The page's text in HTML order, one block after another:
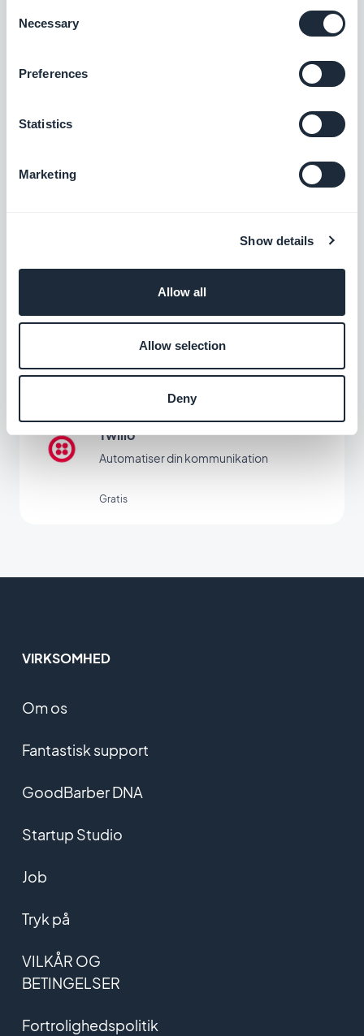
Selection
Necessary
Preferences
Statistics
Marketing
Show details
Allow all
Allow selection
Deny
Forbind din GoodBarber-app med din
Outlook-mail
Gratis
Twilio
Automatiser din kommunikation
Gratis
VIRKSOMHED
Om os
Fantastisk support
GoodBarber DNA
Startup Studio
Job
Tryk på
VILKÅR OG
BETINGELSER
Fortrolighedspolitik